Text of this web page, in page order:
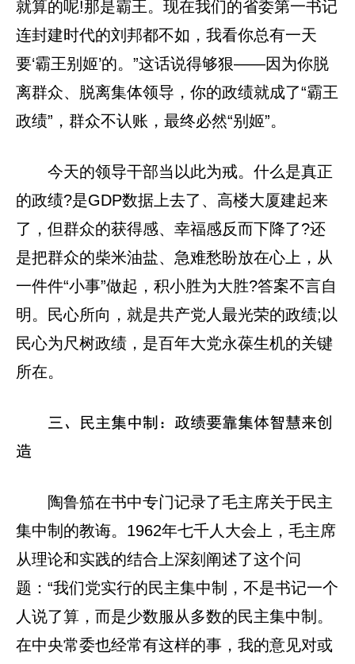
就算的呢!那是霸王。现在我们的省委第一书记
连封建时代的刘邦都不如，我看你总有一天
要‘霸王别姬’的。”这话说得够狠——因为你脱
离群众、脱离集体领导，你的政绩就成了“霸王
政绩”，群众不认账，最终必然“别姬”。
今天的领导干部当以此为戒。什么是真正
的政绩?是GDP数据上去了、高楼大厦建起来
了，但群众的获得感、幸福感反而下降了?还
是把群众的柴米油盐、急难愁盼放在心上，从
一件件“小事”做起，积小胜为大胜?答案不言自
明。民心所向，就是共产党人最光荣的政绩;以
民心为尺树政绩，是百年大党永葆生机的关键
所在。
三、民主集中制：政绩要靠集体智慧来创
造
陶鲁笳在书中专门记录了毛主席关于民主
集中制的教诲。1962年七千人大会上，毛主席
从理论和实践的结合上深刻阐述了这个问
题：“我们党实行的民主集中制，不是书记一个
人说了算，而是少数服从多数的民主集中制。
在中央常委也经常有这样的事，我的意见对或